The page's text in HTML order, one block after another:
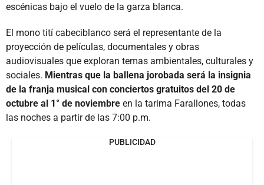
escénicas bajo el vuelo de la garza blanca.
El mono tití cabeciblanco será el representante de la
proyección de películas, documentales y obras
audiovisuales que exploran temas ambientales, culturales y
sociales. Mientras que la ballena jorobada será la insignia
de la franja musical con conciertos gratuitos del 20 de
octubre al 1° de noviembre en la tarima Farallones, todas
las noches a partir de las 7:00 p.m.
PUBLICIDAD